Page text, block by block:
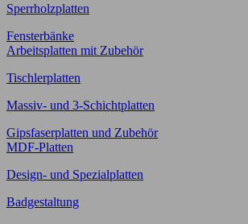
Sperrholzplatten
Fensterbänke
Arbeitsplatten mit Zubehör
Tischlerplatten
Massiv- und 3-Schichtplatten
Gipsfaserplatten und Zubehör
MDF-Platten
Design- und Spezialplatten
Badgestaltung